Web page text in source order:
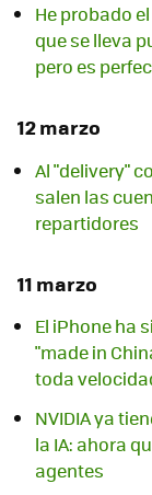
He probado
que se lleva
pero es
12 marzo
Al "delivery"
salen las
repartidores
11 marzo
El iPhone ha
"made in
toda
NVIDIA ya
la IA: ahora
agentes